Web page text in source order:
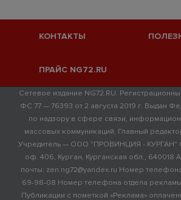
КОНТАКТЫ
ПРАЙС NG72.RU
Сетевое издание NG72.RU.
ФС 77 — 76393 от 2 августа 2019 г. Выдан
по надзору в сфере связи,
массовых коммуникаций. Главный
Учредитель — ООО "ПРОВИНЦИЯ - КУРГАН"
оф. 406, Курган, Курганская обл., 640018
почты: zen.ng72@yandex.ru Номер
69-98-08 Номер телефона отдела
Публикации с пометкой «Реклама»